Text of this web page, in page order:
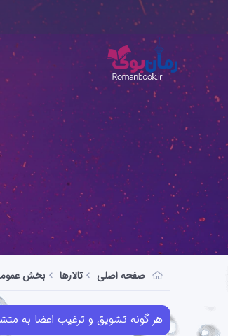
صفحه اصلی تالارها بخش
هر گونه تشویق و ترغیب اعضا به